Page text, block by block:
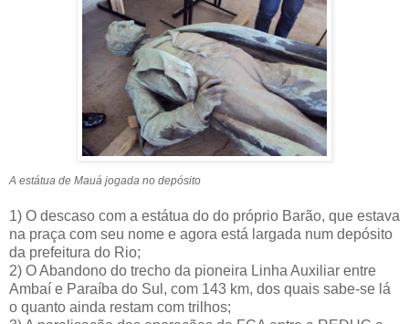
A estátua de Mauá jogada no depósito
1) O descaso com a estátua do do próprio Barão, que estava
na praça com seu nome e agora está largada num depósito
da prefeitura do Rio;
2) O Abandono do trecho da pioneira Linha Auxiliar entre
Ambaí e Paraíba do Sul, com 143 km, dos quais sabe-se lá
o quanto ainda restam com trilhos;